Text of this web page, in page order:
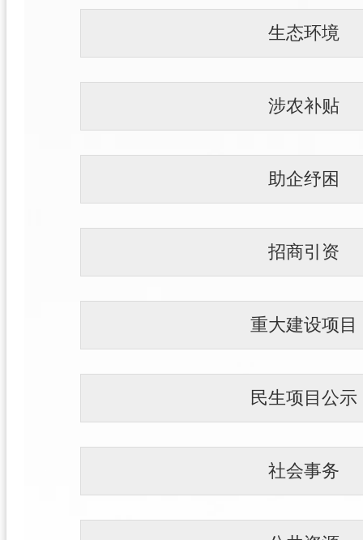
生态环境
涉农补贴
助企纾困
招商引资
重大建设项目
民生项目公示
社会事务